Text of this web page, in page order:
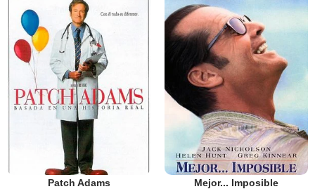
Patch Adams Mejor... Imposible